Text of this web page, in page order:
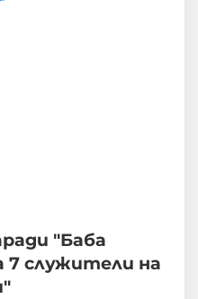
"Баба
7 служители на